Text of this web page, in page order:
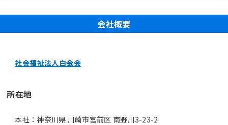
会社概要
社会福祉法人白金会
所在地
本社：神奈川県 川崎市宮前区 南野川3-23-2